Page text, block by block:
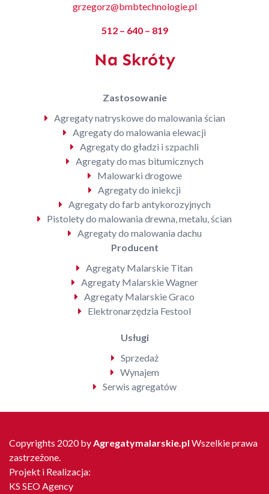
grzegorz@bmbtechnologie.pl
512 – 640 – 819
Na Skróty
Zastosowanie
Agregaty natryskowe do malowania ścian
Agregaty do malowania elewacji
Agregaty do gładzi i szpachli
Agregaty do mas bitumicznych
Malowarki drogowe
Agregaty do iniekcji
Agregaty do farb antykorozyjnych
Pistolety do malowania drewna, metalu, ścian
Agregaty do malowania dachu
Producent
Agregaty Malarskie Titan
Agregaty Malarskie Wagner
Agregaty Malarskie Graco
Elektronarzędzia Festool
Usługi
Sprzedaż
Wynajem
Serwis agregatów
Copyrights 2020 byAgregatymalarskie.pl Wszelkie prawa
zastrzeżone.
Projekt i Realizacja:
KS SEO Agency